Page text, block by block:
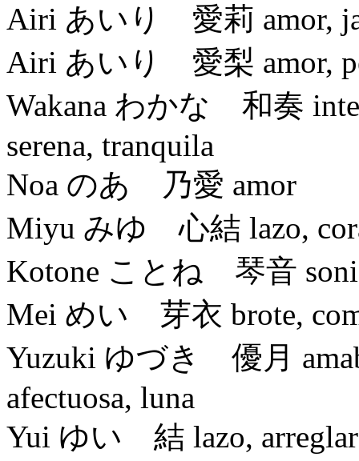
Airi あいり 愛莉 amor,
Airi あいり 愛梨 amor,
Wakana わかな 和奏
serena, tranquila
Noa のあ 乃愛 amor
Miyu みゆ 心結 lazo,
Kotone ことね 琴音
Mei めい 芽衣 brote,
Yuzuki ゆづき 優月
afectuosa, luna
Yui ゆい 結 lazo, arreglar